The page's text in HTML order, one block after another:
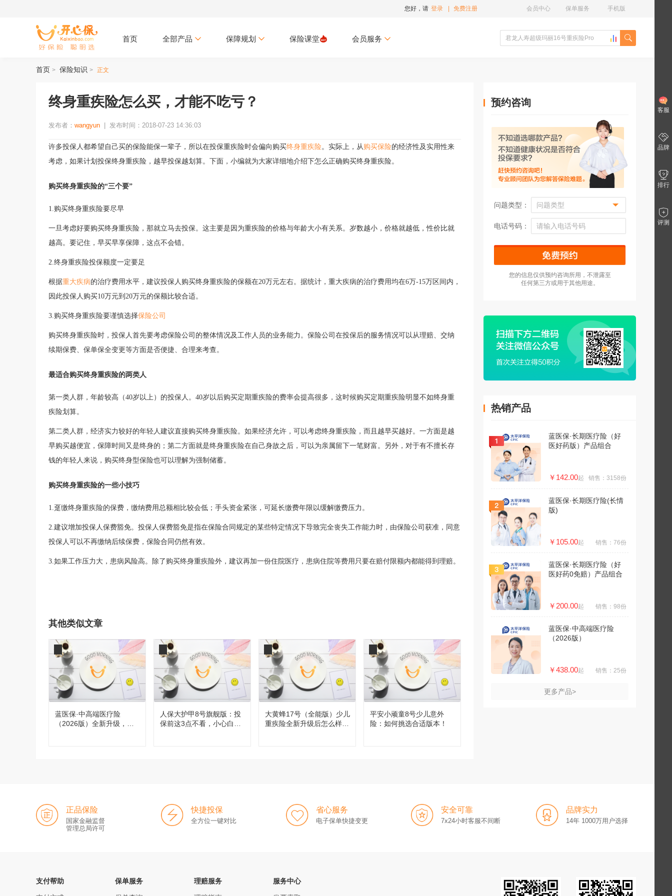
您好，请 登录 免费注册 手机版
保单服务
会员中心
首页 全部产品 保障规划 保险课堂 会员服务
首页 > 保险知识 > 正文
终身重疾险怎么买，才能不吃亏？
发布者： wangyun 发布时间：2018-07-23 14:36:03
许多投保人都希望自己买的保险能保一辈子，所以在投保重疾险时会偏向购买终身重疾险。实际上，从购买保险的经济性及实用性来
考虑，如果计划投保终身重疾险，越早投保越划算。下面，小编就为大家详细地介绍下怎么正确购买终身重疾险。
购买终身重疾险的“三个要”
1.购买终身重疾险要尽早
一旦考虑好要购买终身重疾险，那就立马去投保。这主要是因为重疾险的价格与年龄大小有关系。岁数越小，价格就越低，性价比就
越高。要记住，早买早享保障，这点不会错。
2.终身重疾险投保额度一定要足
根据重大疾病的治疗费用水平，建议投保人购买终身重疾险的保额在20万元左右。据统计，重大疾病的治疗费用均在6万-15万区间内，
因此投保人购买10万元到20万元的保额比较合适。
3.购买终身重疾险要谨慎选择保险公司
购买终身重疾险时，投保人首先要考虑保险公司的整体情况及工作人员的业务能力。保险公司在投保后的服务情况可以从理赔、交纳
续期保费、保单保全变更等方面是否便捷、合理来考查。
最适合购买终身重疾险的两类人
第一类人群，年龄较高（40岁以上）的投保人。40岁以后购买定期重疾险的费率会提高很多，这时候购买定期重疾险明显不如终身重
疾险划算。
第二类人群，经济实力较好的年轻人建议直接购买终身重疾险。如果经济允许，可以考虑终身重疾险，而且越早买越好。一方面是越
早购买越便宜，保障时间又是终身的；第二方面就是终身重疾险在自己身故之后，可以为亲属留下一笔财富。另外，对于有不擅长存
钱的年轻人来说，购买终身型保险也可以理解为强制储蓄。
购买终身重疾险的一些小技巧
1.趸缴终身重疾险的保费，缴纳费用总额相比较会低；手头资金紧张，可延长缴费年限以缓解缴费压力。
2.建议增加投保人保费豁免。投保人保费豁免是指在保险合同规定的某些特定情况下导致完全丧失工作能力时，由保险公司获准，同意
投保人可以不再缴纳后续保费，保险合同仍然有效。
3.如果工作压力大，患病风险高。除了购买终身重疾险外，建议再加一份住院医疗，患病住院等费用只要在赔付限额内都能得到理赔。
其他类似文章
蓝医保·中高端医疗险
（2026版）全新升级，都
人保大护甲8号旗舰版：投
保前这3点不看，小心白
大黄蜂17号（全能版）少儿
重疾险全新升级后怎么样，
平安小顽童8号少儿意外
险：如何挑选合适版本！
预约咨询
问题类型：
电话号码：
您的信息仅供预约咨询所用，不泄露至
任何第三方或用于其他用途。
热销产品
蓝医保·长期医疗险（好
医好药版）产品组合
￥142.00起 销售：3158份
蓝医保·长期医疗险(长情
版)
￥105.00起 销售：76份
蓝医保·长期医疗险（好
医好药0免赔）产品组合
￥200.00起 销售：98份
蓝医保·中高端医疗险
（2026版）
￥438.00起 销售：25份
更多产品>
正品保险
国家金融监督
管理总局许可
快捷投保
全方位一键对比
省心服务
电子保单快捷变更
安全可靠
7x24小时客服不间断
品牌实力
14年 1000万用户选择
支付帮助 保单服务 理赔服务 服务中心
客服
品牌
排行
评测